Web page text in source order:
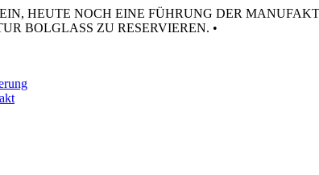
HEUTE NOCH EINE FÜHRUNG DER
BOLGLASS ZU RESERVIEREN. •